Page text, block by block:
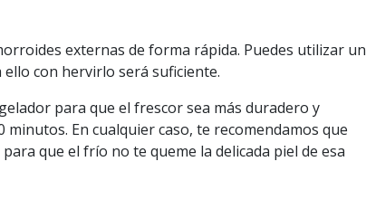
externas de forma rápida. Puedes utilizar un
con hervirlo será suficiente.
para que el frescor sea más duradero y
En cualquier caso, te recomendamos que
que el frío no te queme la delicada piel de esa